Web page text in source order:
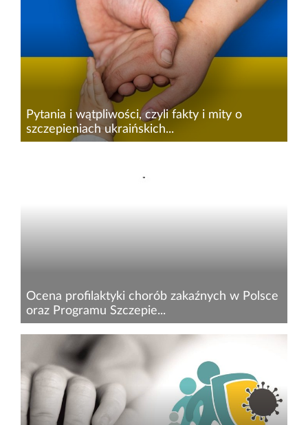
epidemiczny grypy trwa od października do
kwietnia&nbsp;następnego roku, gdzie szczyt
zachorowań obserwuje si...
Pytania i wątpliwości, czyli fakty i mity o
szczepieniach ukraińskich...
Ocena profilaktyki chorób zakaźnych w Polsce
oraz Programu Szczepie...
Coroczne epidemie grypy oraz trwająca
pandemia COVID-19 uświadamiają nam, że
choroby zakaźne nie są jedynie elementem
historii, ale stanowią aktualne i często
nieprzewidywalne zagrożenie dla całej...